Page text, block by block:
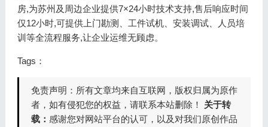
房,为苏州及周边企业提供7×24小时技术支持,售后响应时间
仅12小时,可提供上门勘测、工件试机、安装调试、人员培
训等全流程服务,让企业运维无顾虑。
Tags：
免责声明：所有文章均来自互联网，版权归属为原作
者，如有侵犯您的权益，请联系本站删除！ 关于转
载： 感谢您对网站平台的认可，以及对我们原创作品